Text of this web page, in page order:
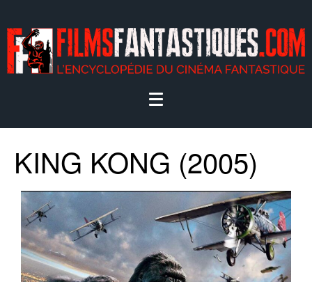
KING KONG (2005)